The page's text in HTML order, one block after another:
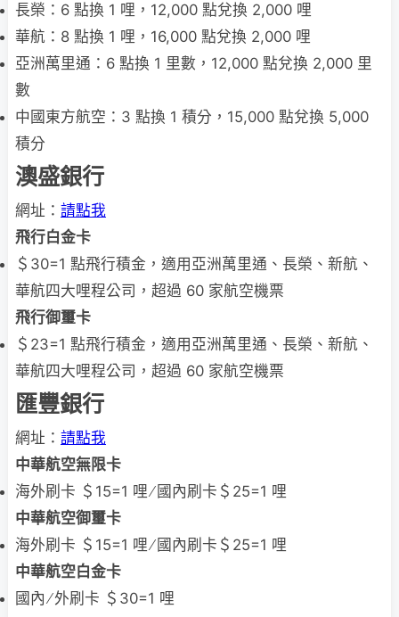
長榮：6 點換 1 哩，12,000 點兌換 2,000 哩
華航：8 點換 1 哩，16,000 點兌換 2,000 哩
亞洲萬里通：6 點換 1 里數，12,000 點兌換 2,000 里
數
中國東方航空：3 點換 1 積分，15,000 點兌換 5,000
積分
澳盛銀行
網址： 請點我
飛行白金卡
＄30=1 點飛行積金，適用亞洲萬里通、長榮、新航、
華航四大哩程公司，超過 60 家航空機票
飛行御璽卡
＄23=1 點飛行積金，適用亞洲萬里通、長榮、新航、
華航四大哩程公司，超過 60 家航空機票
匯豐銀行
網址： 請點我
中華航空無限卡
海外刷卡 ＄15=1 哩 ∕ 國內刷卡＄25=1 哩
中華航空御璽卡
海外刷卡 ＄15=1 哩 ∕ 國內刷卡＄25=1 哩
中華航空白金卡
國內 ∕ 外刷卡 ＄30=1 哩